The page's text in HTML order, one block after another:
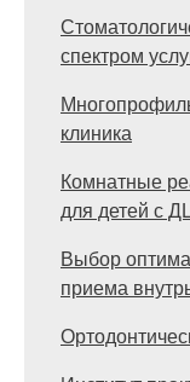
спектром
клиника
Комнатные
для детей с
Выбор
приема